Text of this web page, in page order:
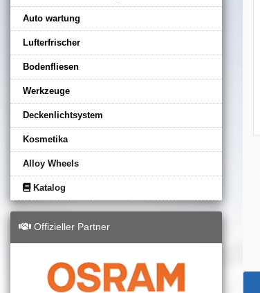
Auto wartung
Lufterfrischer
Bodenfliesen
Werkzeuge
Deckenlichtsystem
Kosmetika
Alloy Wheels
Katalog
Offizieller Partner